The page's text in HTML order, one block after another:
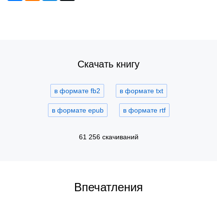
Скачать книгу
в формате fb2 в формате txt
в формате epub в формате rtf
61 256 скачиваний
Впечатления